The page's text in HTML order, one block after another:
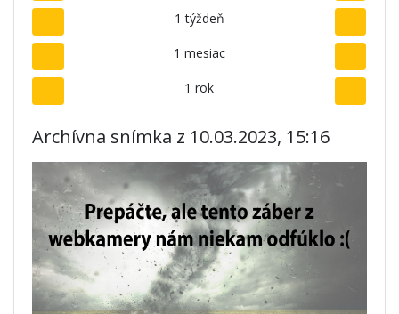
1 týždeň
1 mesiac
1 rok
Archívna snímka z 10.03.2023, 15:16